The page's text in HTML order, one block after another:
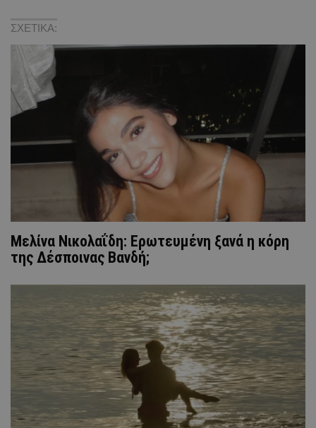
ΣΧΕΤΙΚΑ:
Μελίνα Νικολαΐδη: Ερωτευμένη ξανά η κόρη
της Δέσποινας Βανδή;